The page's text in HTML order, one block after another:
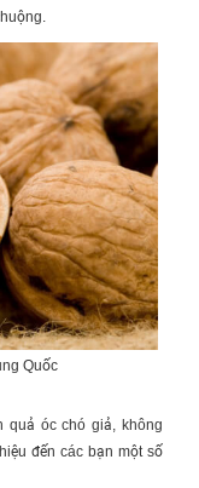
Quốc
quả óc chó giả, không
đến các bạn một số